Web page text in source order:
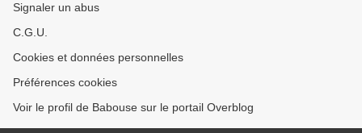
Signaler un abus
C.G.U.
Cookies et données personnelles
Préférences cookies
Voir le profil de Babouse sur le portail Overblog